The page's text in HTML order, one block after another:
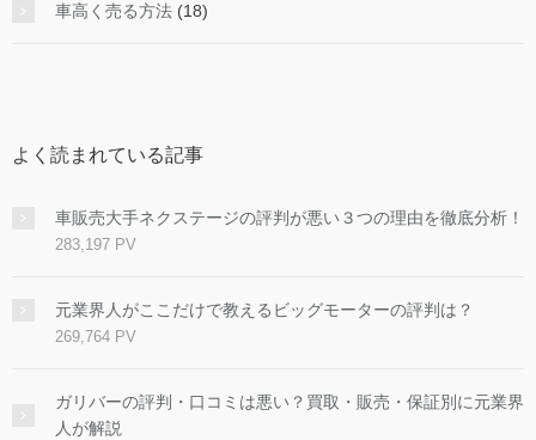
車高く売る方法 (18)
よく読まれている記事
車販売大手ネクステージの評判が悪い３つの理由を徹底分析！
283,197 PV
元業界人がここだけで教えるビッグモーターの評判は？
269,764 PV
ガリバーの評判・口コミは悪い？買取・販売・保証別に元業界
人が解説